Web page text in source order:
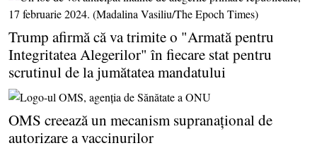
Trump afirmă că va trimite o "Armată pentru
Integritatea Alegerilor" în fiecare stat pentru
scrutinul de la jumătatea mandatului
OMS creează un mecanism supranaţional de
autorizare a vaccinurilor